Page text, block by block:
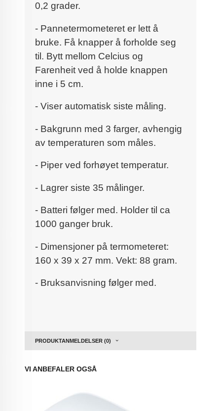
0,2 grader.
- Pannetermometeret er lett å
bruke. Få knapper å forholde seg
til. Bytt mellom Celcius og
Farenheit ved å holde knappen
inne i 5 cm.
- Viser automatisk siste måling.
- Bakgrunn med 3 farger, avhengig
av temperaturen som måles.
- Piper ved forhøyet temperatur.
- Lagrer siste 35 målinger.
- Batteri følger med. Holder til ca
1000 ganger bruk.
- Dimensjoner på termometeret:
160 x 39 x 27 mm. Vekt: 88 gram.
- Bruksanvisning følger med.
PRODUKTANMELDELSER (0)
VI ANBEFALER OGSÅ